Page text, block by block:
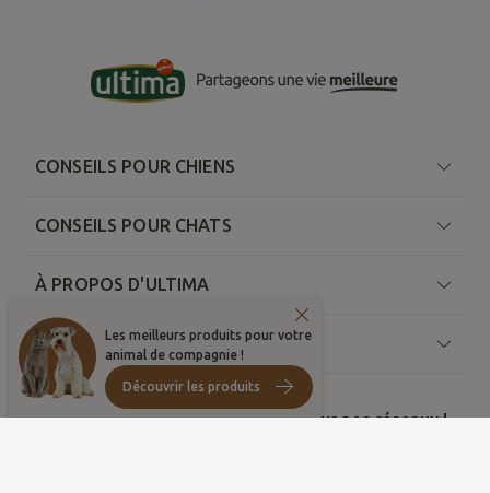
Les meilleurs produits pour votre
animal de compagnie !
Découvrir les produits
CONSEILS POUR CHIENS
CONSEILS POUR CHATS
À PROPOS D'ULTIMA
RESSOURCES
Partagez vos plus belles photos sur nos réseaux !